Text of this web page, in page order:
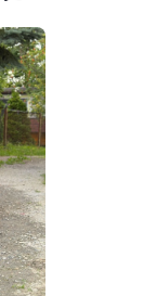
estado general y